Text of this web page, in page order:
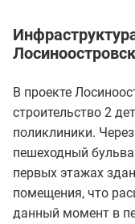
В проекте
строительство 2
поликлиники.
пешеходный
первых этажах
помещения, что
данный момент в